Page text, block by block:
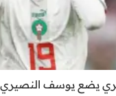
يضع يوسف النصيري